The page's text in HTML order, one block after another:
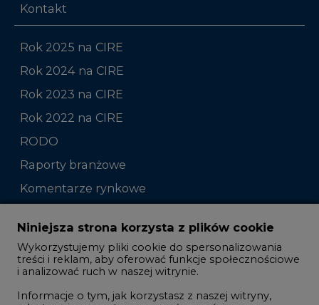
Kontakt
Rok 2025 na CIRE
Rok 2024 na CIRE
Rok 2023 na CIRE
Rok 2022 na CIRE
RODO
Raporty branżowe
Komentarze rynkowe
Zmiany kadrowe na rynku
Studio CIRE
Rozmowy o energetyce
Gospodarka
Niniejsza strona korzysta z plików cookie
Wykorzystujemy pliki cookie do spersonalizowania
treści i reklam, aby oferować funkcje społecznościowe
i analizować ruch w naszej witrynie.
Informacje o tym, jak korzystasz z naszej witryny,